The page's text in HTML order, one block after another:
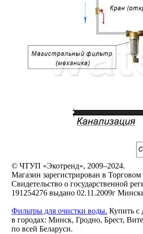
© ЧТУП «Экотренд», 2009–2024.
Магазин зарегистрирован в Торговом
Свидетельство о государственной
191254276 выдано 02.11.2009г
Фильтры для очистки воды. Купить с
в городах: Минск, Гродно, Брест,
по всей Беларуси.